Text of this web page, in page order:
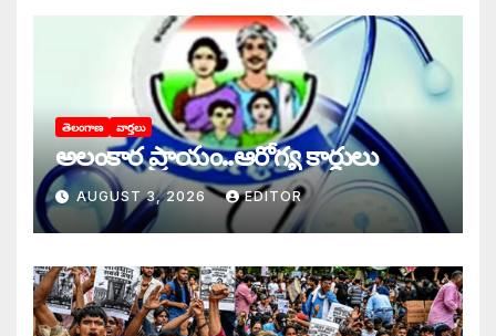
తెలంగాణ వార్తలు
అలంకార ప్రాయం..ఆరోగ్య కార్డులు
AUGUST 3, 2026 EDITOR